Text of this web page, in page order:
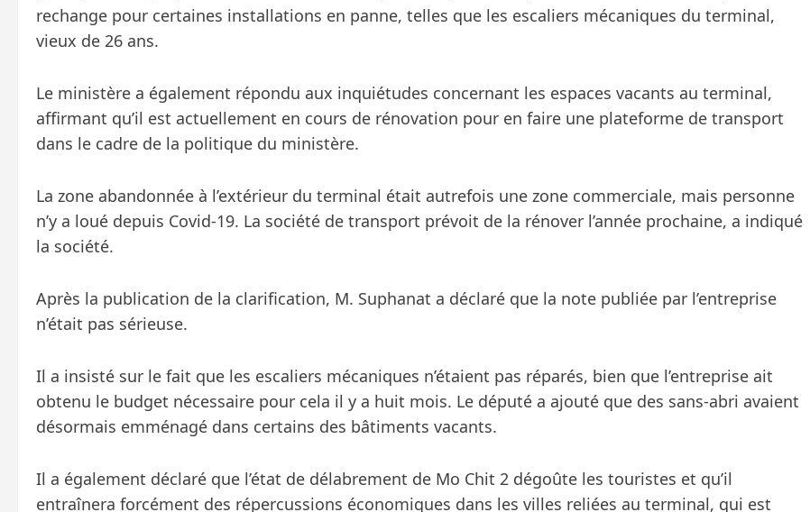
rechange pour certaines installations en panne, telles que les escaliers mécaniques du terminal,
vieux de 26 ans.
Le ministère a également répondu aux inquiétudes concernant les espaces vacants au terminal,
affirmant qu’il est actuellement en cours de rénovation pour en faire une plateforme de transport
dans le cadre de la politique du ministère.
La zone abandonnée à l’extérieur du terminal était autrefois une zone commerciale, mais personne
n’y a loué depuis Covid-19. La société de transport prévoit de la rénover l’année prochaine, a indiqué
la société.
Après la publication de la clarification, M. Suphanat a déclaré que la note publiée par l’entreprise
n’était pas sérieuse.
Il a insisté sur le fait que les escaliers mécaniques n’étaient pas réparés, bien que l’entreprise ait
obtenu le budget nécessaire pour cela il y a huit mois. Le député a ajouté que des sans-abri avaient
désormais emménagé dans certains des bâtiments vacants.
Il a également déclaré que l’état de délabrement de Mo Chit 2 dégoûte les touristes et qu’il
entraînera forcément des répercussions économiques dans les villes reliées au terminal, qui est